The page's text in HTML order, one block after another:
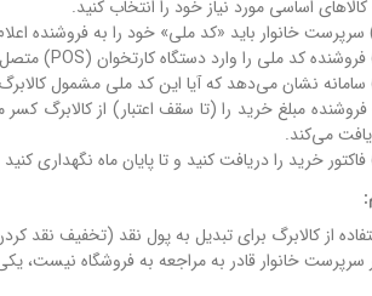
فروشنده مبلغ خرید را (تا سقف اعتبار) از کالابرگ
می‌کند.
از کالابرگ برای تبدیل به پول نقد (تخفیف نقد
سرپرست خانوار قادر به مراجعه به فروشگاه نیست،